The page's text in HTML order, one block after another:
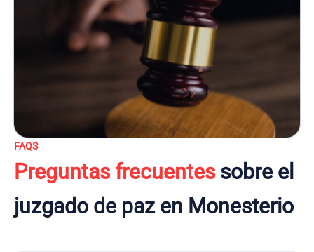
FAQS
Preguntas frecuentessobre el
juzgado de paz en Monesterio